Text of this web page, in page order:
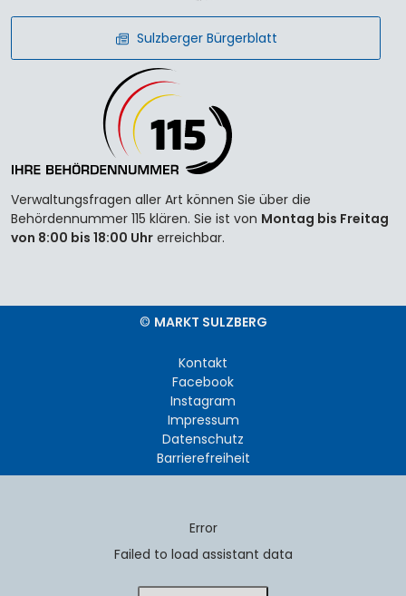
Sulzberger Bürgerblatt
Verwaltungsfragen aller Art können Sie über die
Behördennummer 115 klären. Sie ist von Montag bis Freitag
von 8:00 bis 18:00 Uhr erreichbar.
© MARKT SULZBERG
Kontakt
Facebook
Instagram
Impressum
Datenschutz
Barrierefreiheit
Error
Failed to load assistant data